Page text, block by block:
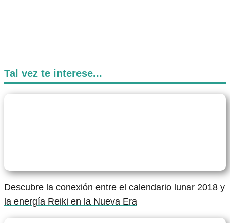
Tal vez te interese...
Descubre la conexión entre el calendario lunar 2018 y
la energía Reiki en la Nueva Era